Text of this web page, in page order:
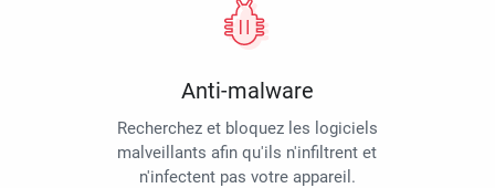
Anti-malware
Recherchez et bloquez les logiciels
malveillants afin qu'ils n'infiltrent et
n'infectent pas votre appareil.